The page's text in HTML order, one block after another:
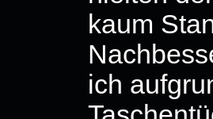
kaum
ich